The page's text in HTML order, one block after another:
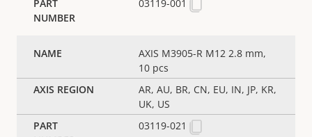
03119-001
AXIS M3905-R M12 2.8 mm,
10 pcs
AR, AU, BR, CN, EU, IN, JP, KR,
UK, US
03119-021